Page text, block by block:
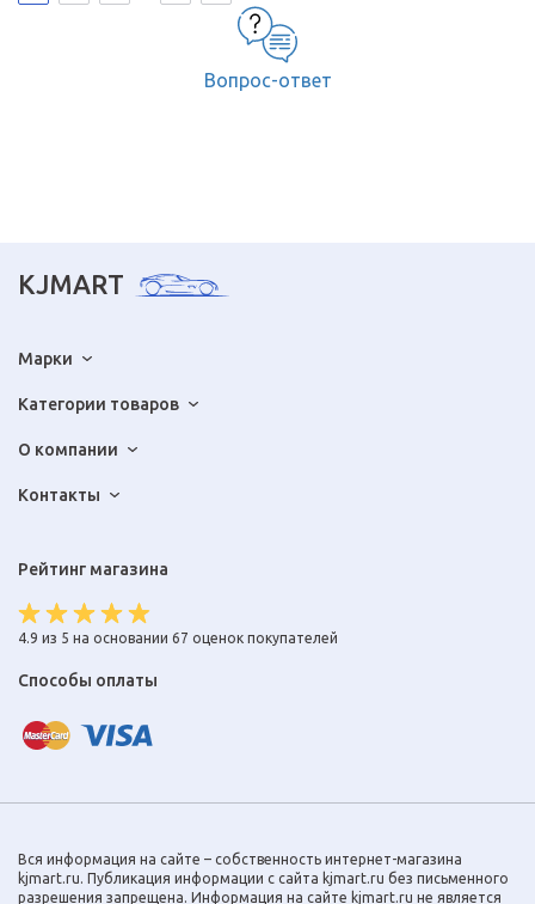
Вопрос-ответ
KJMART
Марки
Категории товаров
О компании
Контакты
Рейтинг магазина
4.9 из 5 на основании 67 оценок покупателей
Способы оплаты
Вся информация на сайте – собственность интернет-магазина
kjmart.ru. Публикация информации с сайта kjmart.ru без письменного
разрешения запрещена. Информация на сайте kjmart.ru не является